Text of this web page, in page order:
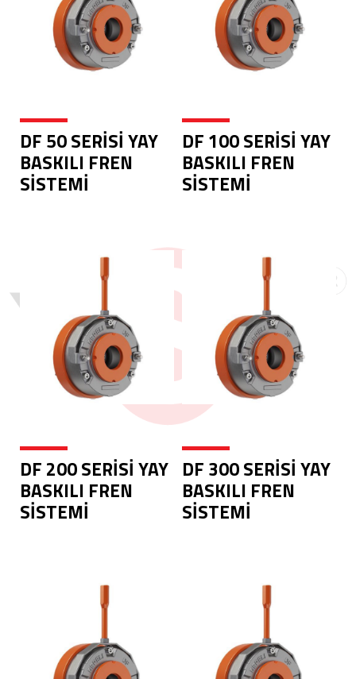
DF 50 SERİSİ YAY
BASKILI FREN
SİSTEMİ
DF 100 SERİSİ YAY
BASKILI FREN
SİSTEMİ
DF 200 SERİSİ YAY
BASKILI FREN
SİSTEMİ
DF 300 SERİSİ YAY
BASKILI FREN
SİSTEMİ